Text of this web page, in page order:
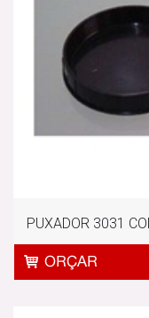
PUXADOR 3031